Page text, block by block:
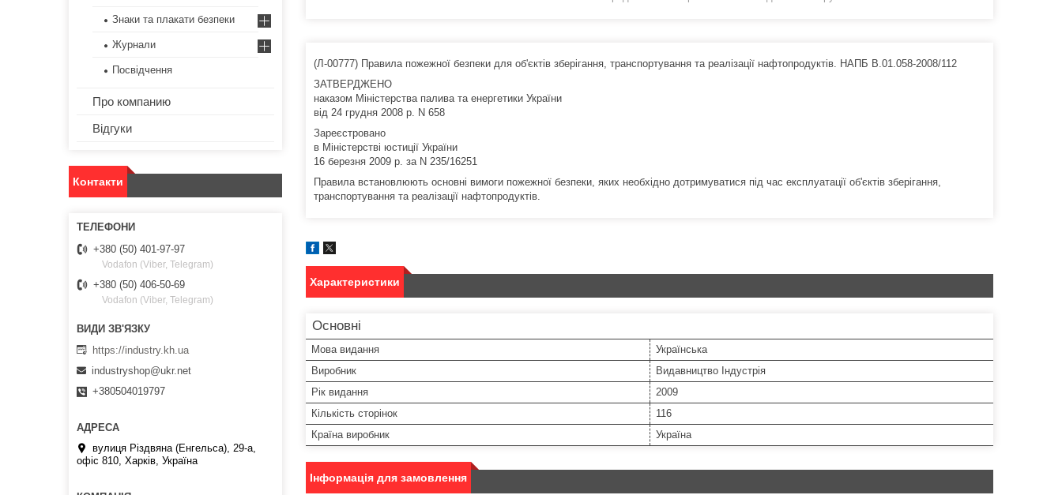
(Л-00777) Правила пожежної безпеки для об'єктів зберігання, транспортування та реалізації нафтопродуктів. НАПБ В.01.058-2008/112
ЗАТВЕРДЖЕНО
наказом Міністерства палива та енергетики України
від 24 грудня 2008 р. N 658
Зареєстровано
в Міністерстві юстиції України
16 березня 2009 р. за N 235/16251
Правила встановлюють основні вимоги пожежної безпеки, яких необхідно дотримуватися під час експлуатації об'єктів зберігання,
транспортування та реалізації нафтопродуктів.
Характеристики
Основні
Мова видання
Українська
Виробник
Видавництво Індустрія
Рік видання
2009
Кількість сторінок
116
Країна виробник
Україна
Інформація для замовлення
Знаки та плакати безпеки
Журнали
Посвідчення
Про компанию
Відгуки
Контакти
+380 (50) 401-97-97
Vodafon (Viber, Telegram)
+380 (50) 406-50-69
Vodafon (Viber, Telegram)
https://industry.kh.ua
industryshop@ukr.net
+380504019797
вулиця Різдвяна (Енгельса), 29-а,
офіс 810, Харків, Україна